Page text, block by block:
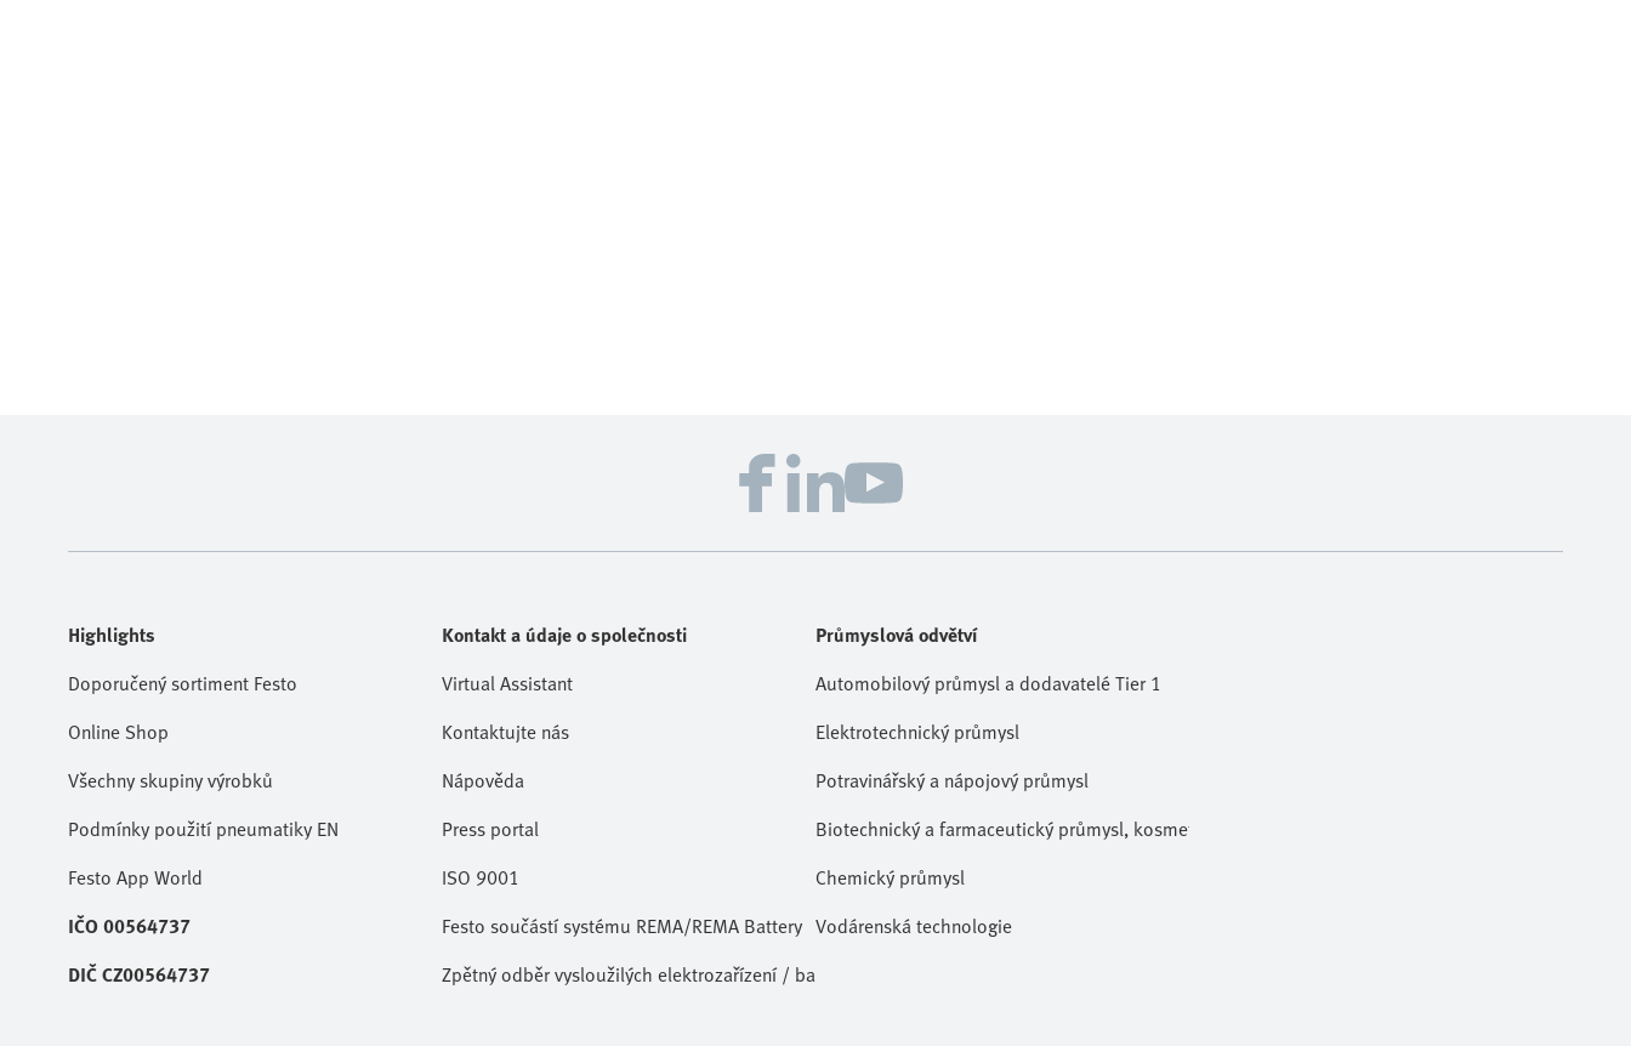
Highlights
Doporučený sortiment Festo
Online Shop
Všechny skupiny výrobků
Podmínky použití pneumatiky EN
Festo App World
IČO 00564737
DIČ CZ00564737
Kontakt a údaje o společnosti
Virtual Assistant
Kontaktujte nás
Nápověda
Press portal
ISO 9001
Festo součástí systému REMA/REMA Battery
Zpětný odběr vysloužilých elektrozařízení / baterií
Průmyslová odvětví
Automobilový průmysl a dodavatelé Tier 1
Elektrotechnický průmysl
Potravinářský a nápojový průmysl
Biotechnický a farmaceutický průmysl, kosmetika
Chemický průmysl
Vodárenská technologie